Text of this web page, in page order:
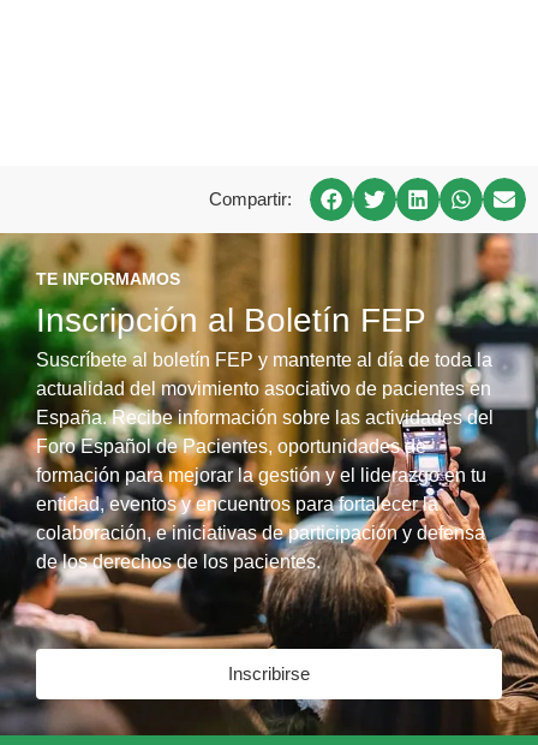
Compartir:
TE INFORMAMOS
Inscripción al Boletín FEP
Suscríbete al boletín FEP y mantente al día de toda la
actualidad del movimiento asociativo de pacientes en
España. Recibe información sobre las actividades del
Foro Español de Pacientes, oportunidades de
formación para mejorar la gestión y el liderazgo en tu
entidad, eventos y encuentros para fortalecer la
colaboración, e iniciativas de participación y defensa
de los derechos de los pacientes.
Inscribirse